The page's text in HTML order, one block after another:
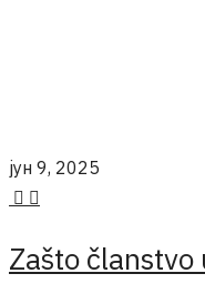
јун 9, 2025
Zašto članstvo